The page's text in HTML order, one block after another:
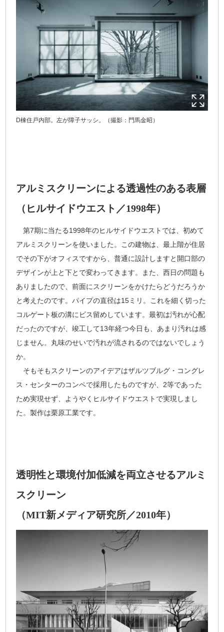
D棟住戸内部。左が障子サッシ。（撮影：門馬金昭）
アルミスクリーンによる透過性のある表層
（ヒルサイドウエスト／1998年）
第7期に当たる1998年のヒルサイドウエストでは、初めて
アルミスクリーンを使いました。この建物は、最上階が住居
でその下がオフィスですから、普通に設計しますと開口部の
デザインが上と下とで変わってきます。また、西日の問題も
ありましたので、前面にスクリーンをかけたらどうだろうか
と考えたのです。パイプの直径は15ミリ。これを細く切った
コルゲート板の溝にビス留めしています。最初は汚れが心配
だったのですが、竣工して13年経つ今日も、あまり汚れは感
じません。丸味のせいで汚れが流されるのではないでしょう
か。
そもそもスクリーンのアイデアはザルツブルグ・コングレ
ス・センターのコンペで採用したものですが、2等であった
ため実現せず、ようやくヒルサイドウエストで実現しまし
た。製作は栗原工業です。
透明性と環境付加低減を両立させるアルミ
スクリーン
（MIT新メディア研究所／2010年）